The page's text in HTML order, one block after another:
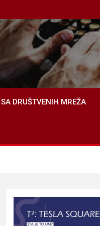
SA DRUŠTVENIH MREŽA